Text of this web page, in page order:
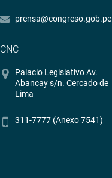
prensa@congreso.gob.pe
CNC
Palacio Legislativo Av.
Abancay s/n. Cercado de
Lima
311-7777 (Anexo 7541)